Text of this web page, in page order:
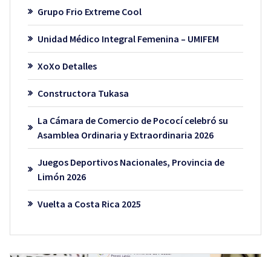
Grupo Frio Extreme Cool
Unidad Médico Integral Femenina – UMIFEM
XoXo Detalles
Constructora Tukasa
La Cámara de Comercio de Pococí celebró su
Asamblea Ordinaria y Extraordinaria 2026
Juegos Deportivos Nacionales, Provincia de
Limón 2026
Vuelta a Costa Rica 2025